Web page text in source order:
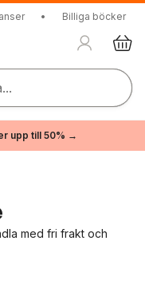
• Billiga böcker
upp till 50% →
med fri frakt och